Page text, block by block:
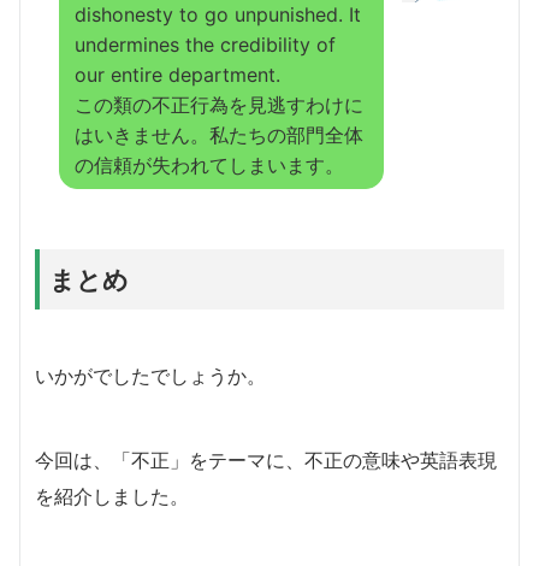
dishonesty to go unpunished. It
undermines the credibility of
our entire department.
この類の不正行為を見逃すわけに
はいきません。私たちの部門全体
の信頼が失われてしまいます。
まとめ
いかがでしたでしょうか。
今回は、「不正」をテーマに、不正の意味や英語表現
を紹介しました。